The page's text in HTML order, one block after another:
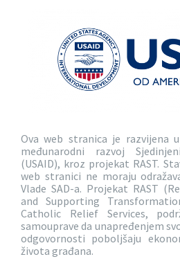
Ova web stranica je razvijena
međunarodni razvoj
(USAID), kroz projekat RAST.
web stranici ne moraju
Vlade SAD-a. Projekat RAST
and Supporting
Catholic Relief Services,
samouprave da unapređenjem
odgovornosti poboljšaju
života građana.